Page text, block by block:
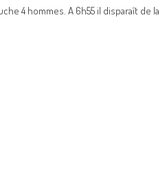
4 hommes. A 6h55 il disparaît de la